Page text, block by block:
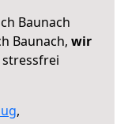
Baunach
Baunach, wir
,